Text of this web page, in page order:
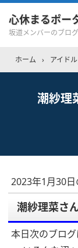
心休まるポー
坂道メンバーのブロ
ホーム › アイドル
潮紗理
2023年1月30
潮紗理菜さ
本日次のブログ